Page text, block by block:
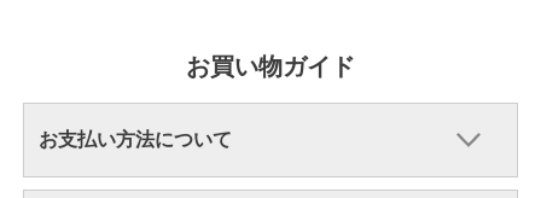
お買い物ガイド
お支払い方法について